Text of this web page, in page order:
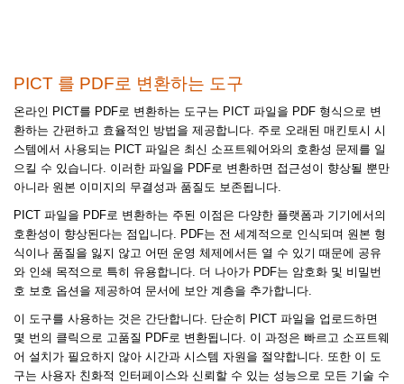
PICT 를 PDF로 변환하는 도구
온라인 PICT를 PDF로 변환하는 도구는 PICT 파일을 PDF 형식으로 변
환하는 간편하고 효율적인 방법을 제공합니다. 주로 오래된 매킨토시 시
스템에서 사용되는 PICT 파일은 최신 소프트웨어와의 호환성 문제를 일
으킬 수 있습니다. 이러한 파일을 PDF로 변환하면 접근성이 향상될 뿐만
아니라 원본 이미지의 무결성과 품질도 보존됩니다.
PICT 파일을 PDF로 변환하는 주된 이점은 다양한 플랫폼과 기기에서의
호환성이 향상된다는 점입니다. PDF는 전 세계적으로 인식되며 원본 형
식이나 품질을 잃지 않고 어떤 운영 체제에서든 열 수 있기 때문에 공유
와 인쇄 목적으로 특히 유용합니다. 더 나아가 PDF는 암호화 및 비밀번
호 보호 옵션을 제공하여 문서에 보안 계층을 추가합니다.
이 도구를 사용하는 것은 간단합니다. 단순히 PICT 파일을 업로드하면
몇 번의 클릭으로 고품질 PDF로 변환됩니다. 이 과정은 빠르고 소프트웨
어 설치가 필요하지 않아 시간과 시스템 자원을 절약합니다. 또한 이 도
구는 사용자 친화적 인터페이스와 신뢰할 수 있는 성능으로 모든 기술 수